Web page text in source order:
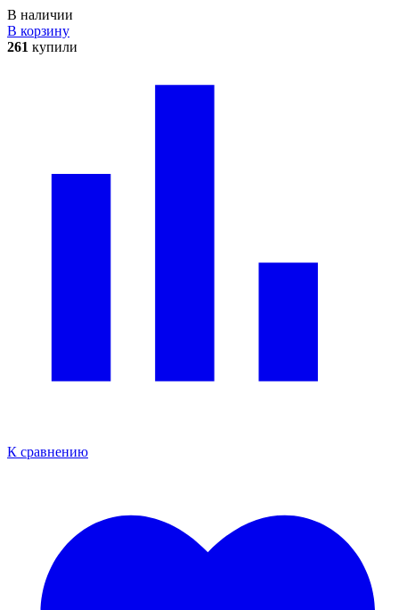
В наличии
В корзину
261 купили
К сравнению